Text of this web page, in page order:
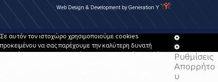
Web Design & Development by Generation Y
Σε αυτόν τον ιστοχώρο χρησιμοποιούμε cookies
προκειμένου να σας παρέχουμε την καλύτερη δυνατή
Cookie
Box
Settings
Cookie
Box
Settings
Ρυθμίσεις
Απορρήτο
υ